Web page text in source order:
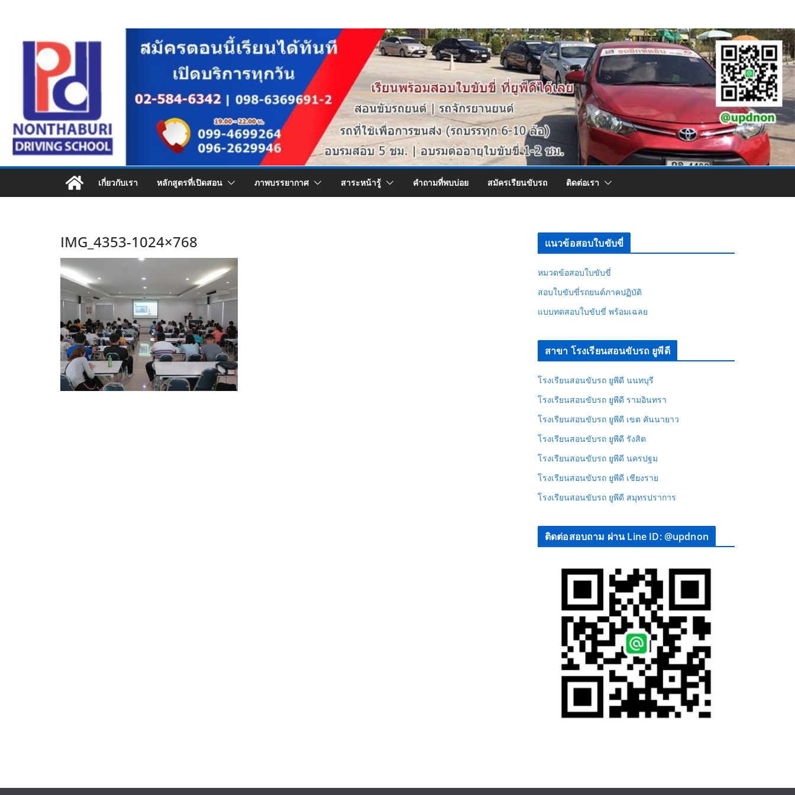
content
เกี่ยวกับเรา หลักสูตรที่เปิดสอน ภาพบรรยากาศ สาระหน้ารู้ คำถามที่พบบ่อย สมัครเรียนขับรถ ติดต่อเรา
IMG_4353-1024×768 แนวข้อสอบใบขับขี่
หมวดข้อสอบใบขับขี่
สอบใบขับขี่รถยนต์ภาคปฏิบัติ
แบบทดสอบใบขับขี่ พร้อมเฉลย
สาขา โรงเรียนสอนขับรถ ยูพีดี
โรงเรียนสอนขับรถ ยูพีดี นนทบุรี
โรงเรียนสอนขับรถ ยูพีดี รามอินทรา
โรงเรียนสอนขับรถ ยูพีดี เขต คันนายาว
โรงเรียนสอนขับรถ ยูพีดี รังสิต
โรงเรียนสอนขับรถ ยูพีดี นครปฐม
โรงเรียนสอนขับรถ ยูพีดี เชียงราย
โรงเรียนสอนขับรถ ยูพีดี สมุทรปราการ
ติดต่อสอบถาม ผ่าน Line ID: @updnon